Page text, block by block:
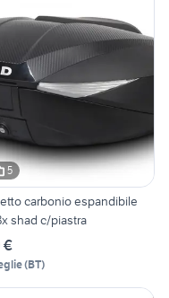
5
carbonio espandibile
shad c/piastra
€
(BT)